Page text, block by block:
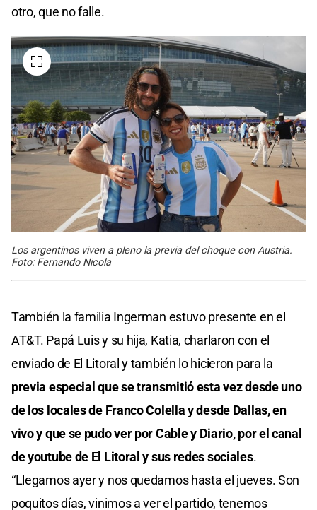
otro, que no falle.
Los argentinos viven a pleno la previa del choque con Austria.
Foto: Fernando Nicola
También la familia Ingerman estuvo presente en el
AT&T. Papá Luis y su hija, Katia, charlaron con el
enviado de El Litoral y también lo hicieron para la
previa especial que se transmitió esta vez desde uno
de los locales de Franco Colella y desde Dallas, en
vivo y que se pudo ver porCable y Diario, por el canal
de youtube de El Litoral y sus redes sociales.
“Llegamos ayer y nos quedamos hasta el jueves. Son
poquitos días, vinimos a ver el partido, tenemos